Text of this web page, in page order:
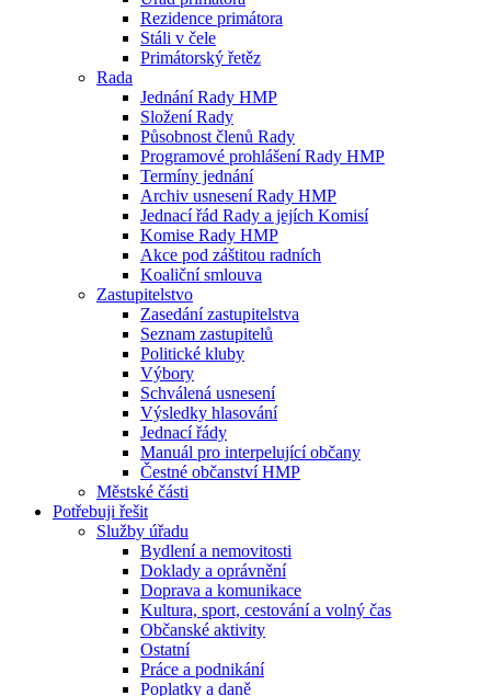
Rezidence primátora
Stáli v čele
Primátorský řetěz
Rada
Jednání Rady HMP
Složení Rady
Působnost členů Rady
Programové prohlášení Rady HMP
Termíny jednání
Archiv usnesení Rady HMP
Jednací řád Rady a jejích Komisí
Komise Rady HMP
Akce pod záštitou radních
Koaliční smlouva
Zastupitelstvo
Zasedání zastupitelstva
Seznam zastupitelů
Politické kluby
Výbory
Schválená usnesení
Výsledky hlasování
Jednací řády
Manuál pro interpelující občany
Čestné občanství HMP
Městské části
Potřebuji řešit
Služby úřadu
Bydlení a nemovitosti
Doklady a oprávnění
Doprava a komunikace
Kultura, sport, cestování a volný čas
Občanské aktivity
Ostatní
Práce a podnikání
Poplatky a daně